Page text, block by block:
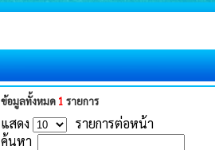
ข้อมูลทั้งหมด 1 รายการ
แสดง
รายการต่อหน้า
ค้นหา